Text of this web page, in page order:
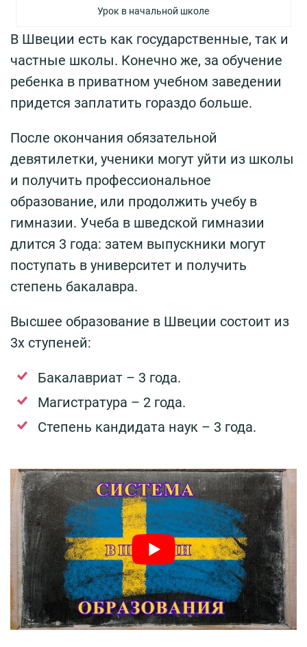
Урок в начальной школе
В Швеции есть как государственные, так и
частные школы. Конечно же, за обучение
ребенка в приватном учебном заведении
придется заплатить гораздо больше.
После окончания обязательной
девятилетки, ученики могут уйти из школы
и получить профессиональное
образование, или продолжить учебу в
гимназии. Учеба в шведской гимназии
длится 3 года: затем выпускники могут
поступать в университет и получить
степень бакалавра.
Высшее образование в Швеции состоит из
3х ступеней:
Бакалавриат – 3 года.
Магистратура – 2 года.
Степень кандидата наук – 3 года.